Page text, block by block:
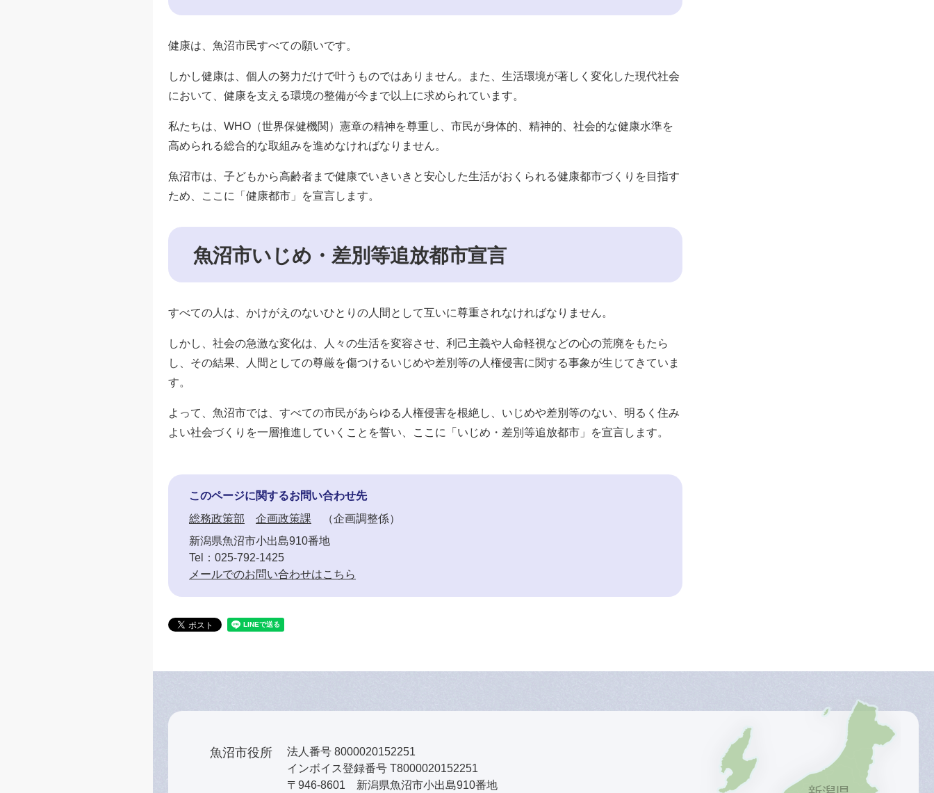
健康は、魚沼市民すべての願いです。
しかし健康は、個人の努力だけで叶うものではありません。また、生活環境が著しく変化した現代社会
において、健康を支える環境の整備が今まで以上に求められています。
私たちは、WHO（世界保健機関）憲章の精神を尊重し、市民が身体的、精神的、社会的な健康水準を
高められる総合的な取組みを進めなければなりません。
魚沼市は、子どもから高齢者まで健康でいきいきと安心した生活がおくられる健康都市づくりを目指す
ため、ここに「健康都市」を宣言します。
魚沼市いじめ・差別等追放都市宣言
すべての人は、かけがえのないひとりの人間として互いに尊重されなければなりません。
しかし、社会の急激な変化は、人々の生活を変容させ、利己主義や人命軽視などの心の荒廃をもたら
し、その結果、人間としての尊厳を傷つけるいじめや差別等の人権侵害に関する事象が生じてきていま
す。
よって、魚沼市では、すべての市民があらゆる人権侵害を根絶し、いじめや差別等のない、明るく住み
よい社会づくりを一層推進していくことを誓い、ここに「いじめ・差別等追放都市」を宣言します。
このページに関するお問い合わせ先
総務政策部
企画政策課
企画調整係
新潟県魚沼市小出島910番地
Tel：025-792-1425
メールでのお問い合わせはこちら
魚沼市役所
法人番号 8000020152251
インボイス登録番号 T8000020152251
〒946-8601 新潟県魚沼市小出島910番地